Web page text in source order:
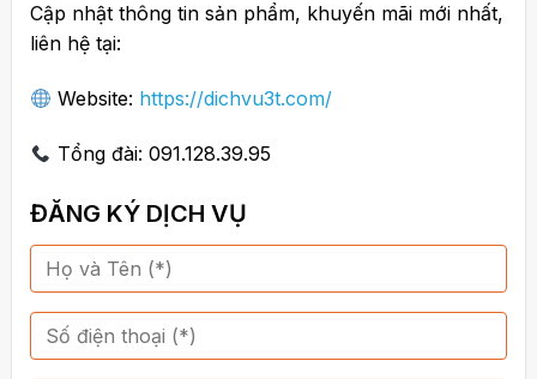
Cập nhật thông tin sản phẩm, khuyến mãi mới nhất,
liên hệ tại:
Website: https://dichvu3t.com/
Tổng đài: 091.128.39.95
ĐĂNG KÝ DỊCH VỤ